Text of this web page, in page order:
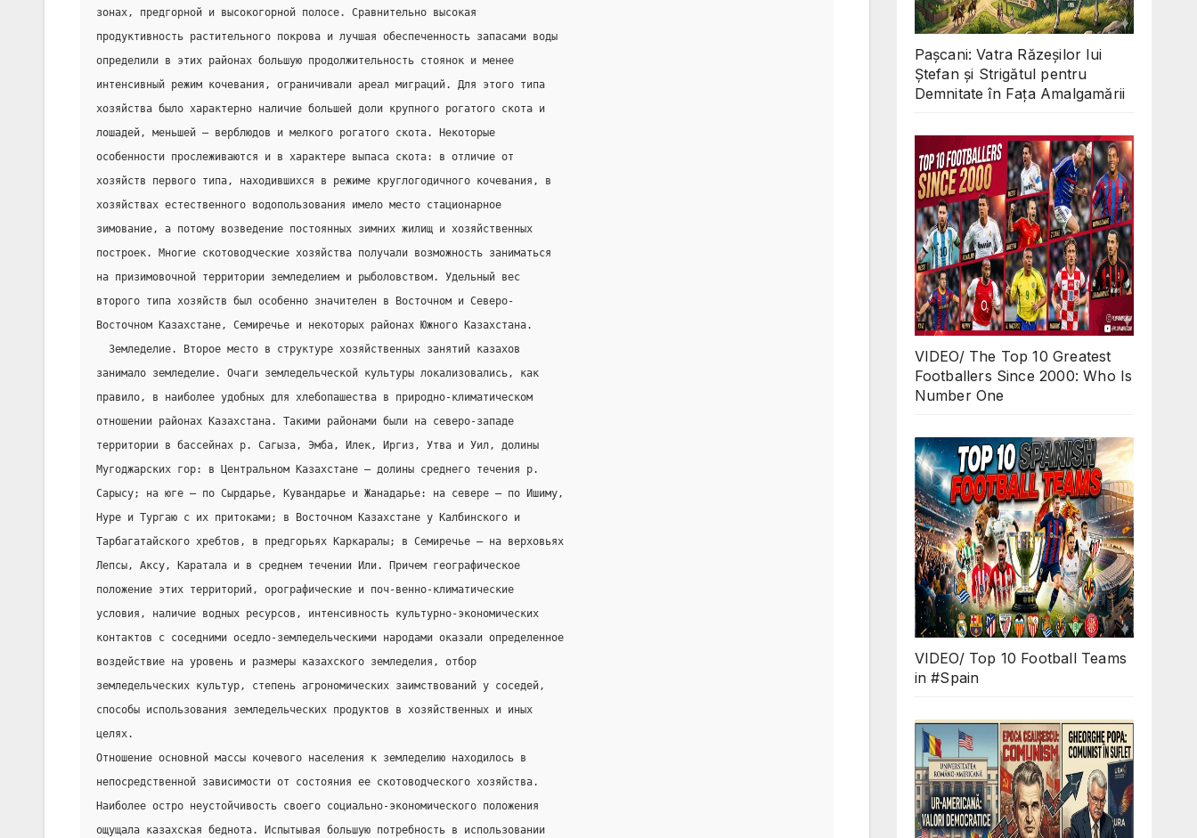
зонах, предгорной и высокогорной полосе. Сравнительно высокая
продуктивность растительного покрова и лучшая обеспеченность запасами воды
определили в этих районах большую продолжительность стоянок и менее
интенсивный режим кочевания, ограничивали ареал миграций. Для этого типа
хозяйства было характерно наличие большей доли крупного рогатого скота и
лошадей, меньшей — верблюдов и мелкого рогатого скота. Некоторые
особенности прослеживаются и в характере выпаса скота: в отличие от
хозяйств первого типа, находившихся в режиме круглогодичного кочевания, в
хозяйствах естественного водопользования имело место стационарное
зимование, а потому возведение постоянных зимних жилищ и хозяйственных
построек. Многие скотоводческие хозяйства получали возможность заниматься
на призимовочной территории земледелием и рыболовством. Удельный вес
второго типа хозяйств был особенно значителен в Восточном и Северо-
Восточном Казахстане, Семиречье и некоторых районах Южного Казахстана.
  Земледелие. Второе место в структуре хозяйственных занятий казахов
занимало земледелие. Очаги земледельческой культуры локализовались, как
правило, в наиболее удобных для хлебопашества в природно-климатическом
отношении районах Казахстана. Такими районами были на северо-западе
территории в бассейнах р. Сагыза, Эмба, Илек, Иргиз, Утва и Уил, долины
Мугоджарских гор: в Центральном Казахстане — долины среднего течения р.
Сарысу; на юге — по Сырдарье, Кувандарье и Жанадарье: на севере — по Ишиму,
Нуре и Тургаю с их притоками; в Восточном Казахстане у Калбинского и
Тарбагатайского хребтов, в предгорьях Каркаралы; в Семиречье — на верховьях
Лепсы, Аксу, Каратала и в среднем течении Или. Причем географическое
положение этих территорий, орографические и поч-венно-климатические
условия, наличие водных ресурсов, интенсивность культурно-экономических
контактов с соседними оседло-земледельческими народами оказали определенное
воздействие на уровень и размеры казахского земледелия, отбор
земледельческих культур, степень агрономических заимствований у соседей,
способы использования земледельческих продуктов в хозяйственных и иных
целях.
Отношение основной массы кочевого населения к земледелию находилось в
непосредственной зависимости от состояния ее скотоводческого хозяйства.
Наиболее остро неустойчивость своего социально-экономического положения
ощущала казахская беднота. Испытывая большую потребность в использовании
Pașcani: Vatra Răzeșilor lui
Ștefan și Strigătul pentru
Demnitate în Fața Amalgamării
VIDEO/ The Top 10 Greatest
Footballers Since 2000: Who Is
Number One
VIDEO/ Top 10 Football Teams
in #Spain